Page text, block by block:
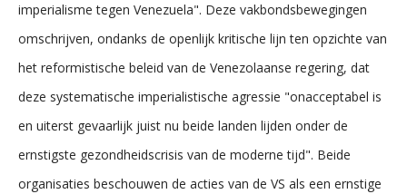
imperialisme tegen Venezuela". Deze vakbondsbewegingen
omschrijven, ondanks de openlijk kritische lijn ten opzichte van
het reformistische beleid van de Venezolaanse regering, dat
deze systematische imperialistische agressie "onacceptabel is
en uiterst gevaarlijk juist nu beide landen lijden onder de
ernstigste gezondheidscrisis van de moderne tijd". Beide
organisaties beschouwen de acties van de VS als een ernstige